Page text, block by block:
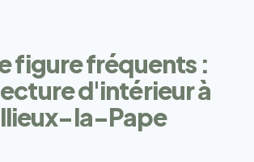
figure fréquents :
d'intérieur à
la-Pape